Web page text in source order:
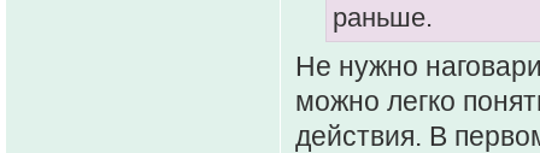
раньше.
Не нужно
можно легко
действия. В